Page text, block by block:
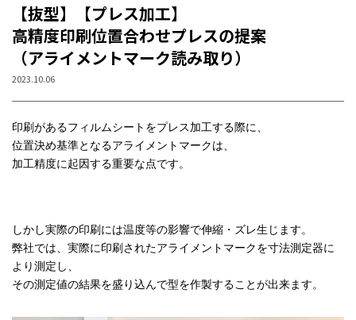
【抜型】【プレス加工】
高精度印刷位置合わせプレスの提案
（アライメントマーク読み取り）
2023.10.06
印刷があるフィルムシートをプレス加工する際に、
位置決め基準となるアライメントマークは、
加工精度に起因する重要な点です。
しかし実際の印刷には温度等の影響で伸縮・ズレ生じます。
弊社では、実際に印刷されたアライメントマークを寸法測定器に
より測定し、
その測定値の結果を盛り込んで型を作製することが出来ます。